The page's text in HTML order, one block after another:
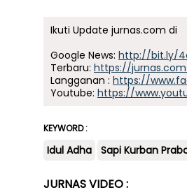
Ikuti Update jurnas.com di
Google News: http://bit.ly/
Terbaru: https://
Langganan : https://
Youtube: https://
KEYWORD :
Idul Adha Sapi Kurban
JURNAS VIDEO :